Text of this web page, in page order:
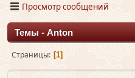
Просмотр сообщений
Темы - Anton
Страницы 1